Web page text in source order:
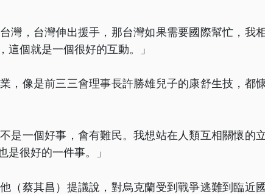
灣，台灣伸出援手，那台灣如果需要國際幫忙，我
個就是一個很好的互動。」
，像是前三三會理事長許勝雄兒子的康舒生技，都
是一個好事，會有難民。我想站在人類互相關懷的
是很好的一件事。」
（蔡其昌）提議說，對烏克蘭受到戰爭逃難到臨近國